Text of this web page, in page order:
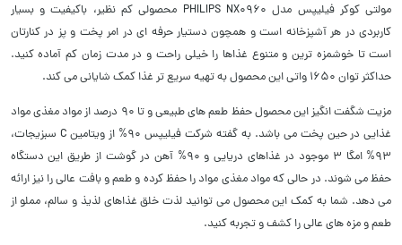
مولتی کوکر فیلیپس مدل PHILIPS NX0960 محصولی کم نظیر، باکیفیت و بسیار
کاربردی در هر آشپزخانه است و همچون دستیار حرفه ای در امر پخت و پز در کنارتان
است تا خوشمزه ترین و متنوع غذاها را خیلی راحت و در مدت زمان کم آماده کنید.
حداکثر توان 1650 واتی این محصول به تهیه سریع ‌تر غذا کمک شایانی می کند.
مزیت شگفت انگیز این محصول حفظ طعم های طبیعی و تا 90 درصد از مواد مغذی مواد
غذایی در حین پخت می باشد. به گفته شرکت فیلیپس 90% از ویتامین C سبزیجات،
93% امگا 3 موجود در غذاهای دریایی و 90% آهن در گوشت از طریق این دستگاه
حفظ می شوند. در حالی که مواد مغذی مواد را حفظ کرده و طعم و بافت عالی را نیز ارائه
می دهد. شما به کمک این محصول می توانید لذت خلق غذاهای لذیذ و سالم، مملو از
طعم و مزه های عالی را کشف و تجربه کنید.